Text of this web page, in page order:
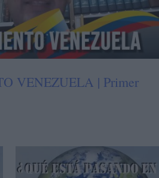
VENEZUELA | Primer